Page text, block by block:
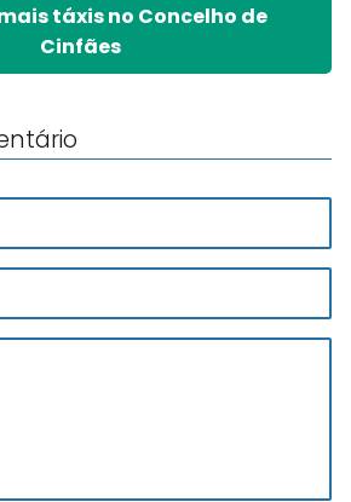
táxis no Concelho de
Cinfães